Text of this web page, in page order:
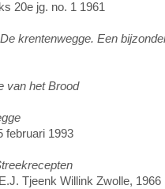
20e jg. no. 1 1961
De krentenwegge. Een
van het Brood
februari 1993
Tjeenk Willink Zwolle, 1966